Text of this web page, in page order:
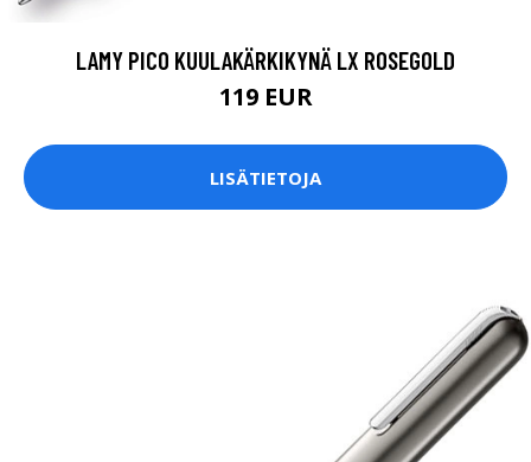
LAMY PICO KUULAKÄRKIKYNÄ LX ROSEGOLD
119 EUR
LISÄTIETOJA